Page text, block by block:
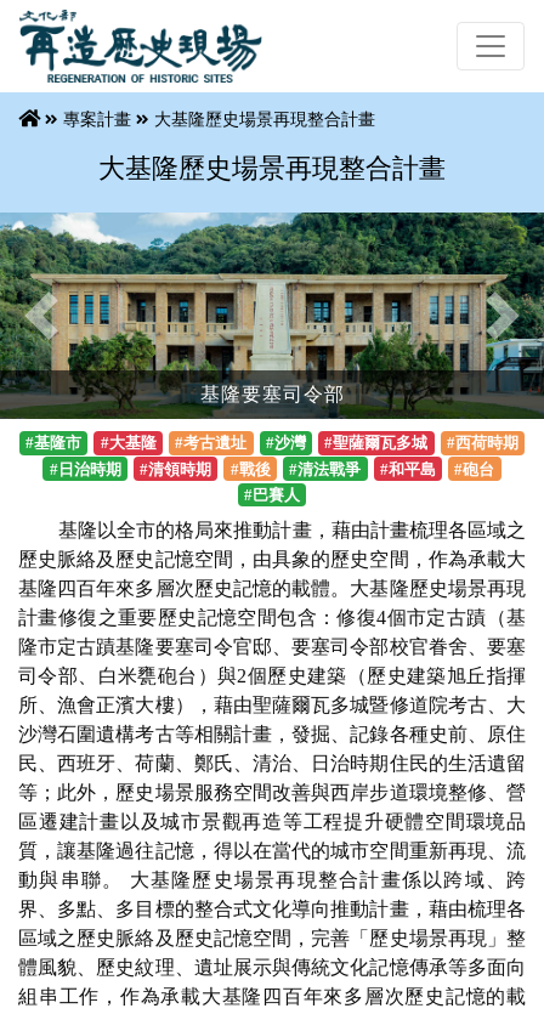
專案計畫 大基隆歷史場景再現整合計畫
大基隆歷史場景再現整合計畫
基隆要塞司令部
Previous Next
#基隆市 #大基隆 #考古遺址 #沙灣 #聖薩爾瓦多城
#西荷時期
#日治時期
#清領時期 #戰後 #清法戰爭 #和平島
#砲台
#巴賽人
基隆以全市的格局來推動計畫，藉由計畫梳理各區域之
歷史脈絡及歷史記憶空間，由具象的歷史空間，作為承載大
基隆四百年來多層次歷史記憶的載體。大基隆歷史場景再現
計畫修復之重要歷史記憶空間包含：修復4個市定古蹟（基
隆市定古蹟基隆要塞司令官邸、要塞司令部校官眷舍、要塞
司令部、白米甕砲台）與2個歷史建築（歷史建築旭丘指揮
所、漁會正濱大樓），藉由聖薩爾瓦多城暨修道院考古、大
沙灣石圍遺構考古等相關計畫，發掘、記錄各種史前、原住
民、西班牙、荷蘭、鄭氏、清治、日治時期住民的生活遺留
等；此外，歷史場景服務空間改善與西岸步道環境整修、營
區遷建計畫以及城市景觀再造等工程提升硬體空間環境品
質，讓基隆過往記憶，得以在當代的城市空間重新再現、流
動與串聯。 大基隆歷史場景再現整合計畫係以跨域、跨
界、多點、多目標的整合式文化導向推動計畫，藉由梳理各
區域之歷史脈絡及歷史記憶空間，完善「歷史場景再現」整
體風貌、歷史紋理、遺址展示與傳統文化記憶傳承等多面向
組串工作，作為承載大基隆四百年來多層次歷史記憶的載